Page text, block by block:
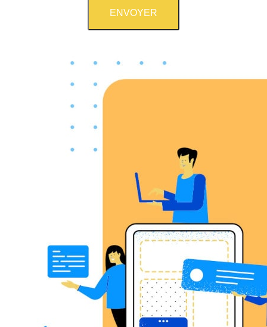
ENVOYER